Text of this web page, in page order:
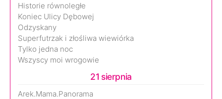
Historie równoległe
Koniec Ulicy Dębowej
Odzyskany
Superfutrzak i złośliwa wiewiórka
Tylko jedna noc
Wszyscy moi wrogowie
21 sierpnia
Arek.Mama.Panorama